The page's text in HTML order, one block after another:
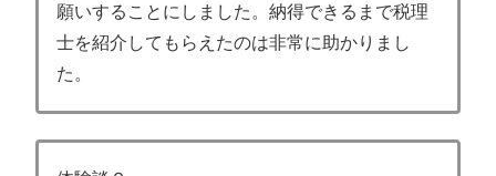
願いすることにしました。納得できるまで税理
士を紹介してもらえたのは非常に助かりまし
た。